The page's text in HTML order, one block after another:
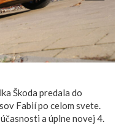
Škoda predala do
Fabií po celom svete.
a úplne novej 4.